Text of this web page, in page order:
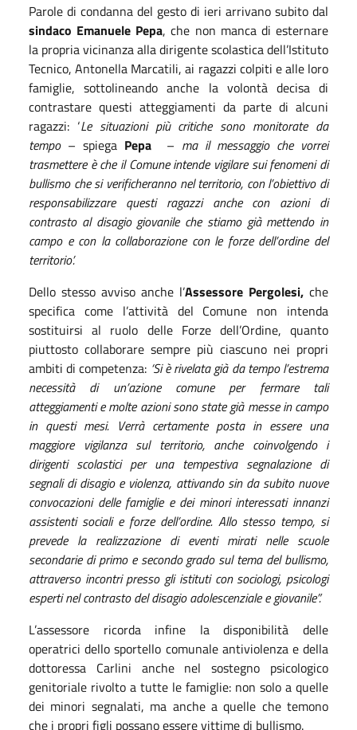
Parole di condanna del gesto di ieri arrivano subito dal
sindaco Emanuele Pepa, che non manca di esternare
la propria vicinanza alla dirigente scolastica dell’Istituto
Tecnico, Antonella Marcatili, ai ragazzi colpiti e alle loro
famiglie, sottolineando anche la volontà decisa di
contrastare questi atteggiamenti da parte di alcuni
ragazzi: ‘Le situazioni più critiche sono monitorate da
tempo– spiega Pepa – ma il messaggio che vorrei
trasmettere è che il Comune intende vigilare sui fenomeni di
bullismo che si verificheranno nel territorio, con l’obiettivo di
responsabilizzare questi ragazzi anche con azioni di
contrasto al disagio giovanile che stiamo già mettendo in
campo e con la collaborazione con le forze dell’ordine del
territorio’.
Dello stesso avviso anche l’Assessore Pergolesi, che
specifica come l’attività del Comune non intenda
sostituirsi al ruolo delle Forze dell’Ordine, quanto
piuttosto collaborare sempre più ciascuno nei propri
ambiti di competenza: ‘Si è rivelata già da tempo l’estrema
necessità di un’azione comune per fermare tali
atteggiamenti e molte azioni sono state già messe in campo
in questi mesi. Verrà certamente posta in essere una
maggiore vigilanza sul territorio, anche coinvolgendo i
dirigenti scolastici per una tempestiva segnalazione di
segnali di disagio e violenza, attivando sin da subito nuove
convocazioni delle famiglie e dei minori interessati innanzi
assistenti sociali e forze dell’ordine. Allo stesso tempo, si
prevede la realizzazione di eventi mirati nelle scuole
secondarie di primo e secondo grado sul tema del bullismo,
attraverso incontri presso gli istituti con sociologi, psicologi
esperti nel contrasto del disagio adolescenziale e giovanile”.
L’assessore ricorda infine la disponibilità delle
operatrici dello sportello comunale antiviolenza e della
dottoressa Carlini anche nel sostegno psicologico
genitoriale rivolto a tutte le famiglie: non solo a quelle
dei minori segnalati, ma anche a quelle che temono
che i propri figli possano essere vittime di bullismo.